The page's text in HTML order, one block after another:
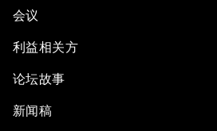
会议
利益相关方
论坛故事
新闻稿